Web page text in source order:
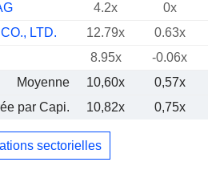
4.2x
0x
LTD.
12.79x
0.63x
8.95x
-0.06x
Moyenne
10,60x
0,57x
par Capi.
10,82x 0,75x
sectorielles